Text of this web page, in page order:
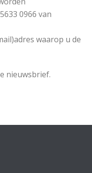
0966 van
waarop u de
nieuwsbrief.